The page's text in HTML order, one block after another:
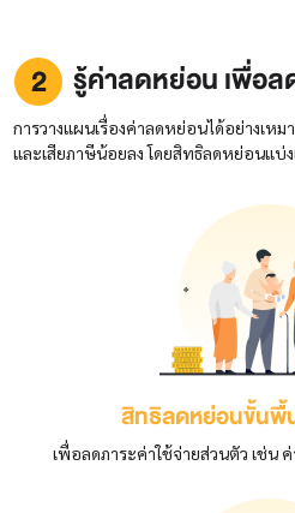
รู้ค่าลดหย่อน เพื่อล
การวางแผนเรื่องค่าลดหย่อนได้อย่างเห
และเสียภาษีน้อยลง โดยสิทธิลดหย่อนแบ่
สิทธิลดหย่อนขั้นพื้
เพื่อลดภาระค่าใช้จ่ายส่วนตัว เช่น